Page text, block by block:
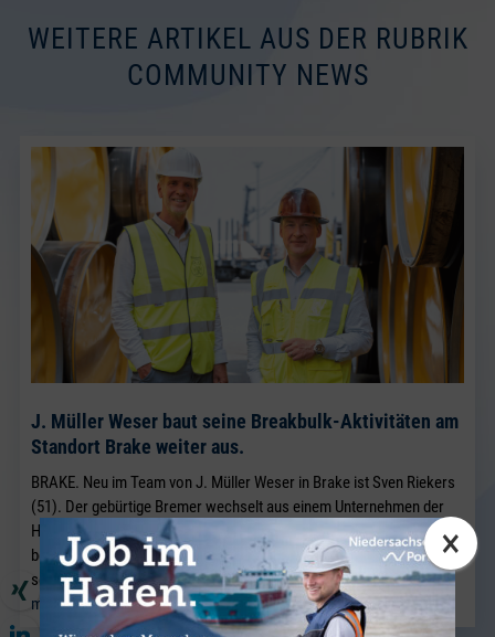
×
WEITERE ARTIKEL AUS DER RUBRIK
COMMUNITY NEWS
J. Müller Weser baut seine Breakbulk-Aktivitäten am
Standort Brake weiter aus.
BRAKE. Neu im Team von J. Müller Weser in Brake ist Sven Riekers
(51). Der gebürtige Bremer wechselt aus einem Unternehmen der
Hafenwirtschaft in Bremen nach Brake und verstärkt künftig das
bestehende Vertriebsteam Breakbulk, in dem Jörg Kaplan bereits
seit vielen Jahren als Führungskraft tätig ist.
mehr lesen